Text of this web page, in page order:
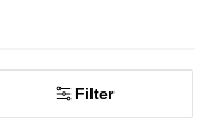
Filter